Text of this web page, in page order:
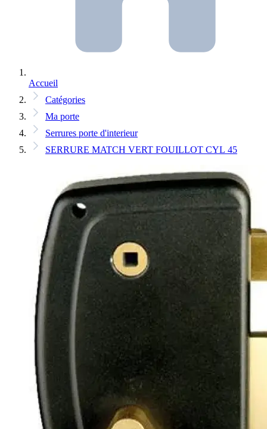
Accueil
Catégories
Ma porte
Serrures porte d'interieur
SERRURE MATCH VERT FOUILLOT CYL 45